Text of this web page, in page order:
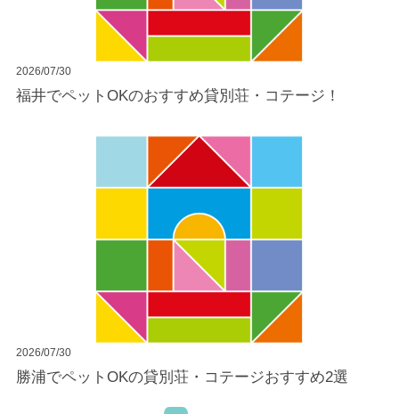
2026/07/30
福井でペットOKのおすすめ貸別荘・コテージ！
2026/07/30
勝浦でペットOKの貸別荘・コテージおすすめ2選